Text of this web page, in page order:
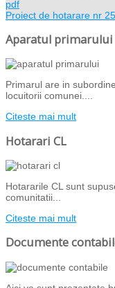
pdf
Proiect de hotarare nr
Aparatul primarului
Primarul are in
locuitorii comunei....
Citeste mai mult
Hotarari CL
Hotararile CL sunt
comunitatii...
Citeste mai mult
Documente